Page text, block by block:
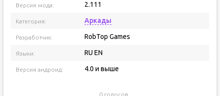
Версия мода: 2.111
Категория: Аркады
Разработчик: RobTop Games
Языки: RU EN
Версия андроид: 4.0 и выше
0 голосов